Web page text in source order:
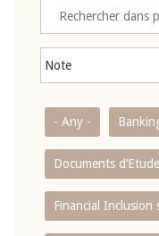
- Any -
Documents
Financial Inclusion